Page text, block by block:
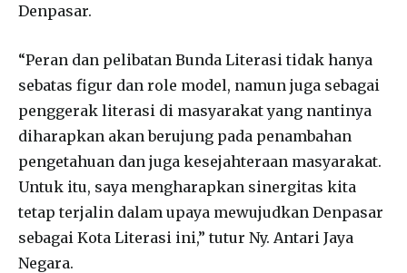
Denpasar.
“Peran dan pelibatan Bunda Literasi tidak hanya
sebatas figur dan role model, namun juga sebagai
penggerak literasi di masyarakat yang nantinya
diharapkan akan berujung pada penambahan
pengetahuan dan juga kesejahteraan masyarakat.
Untuk itu, saya mengharapkan sinergitas kita
tetap terjalin dalam upaya mewujudkan Denpasar
sebagai Kota Literasi ini,” tutur Ny. Antari Jaya
Negara.